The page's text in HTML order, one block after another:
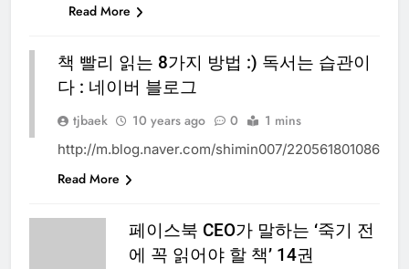
Read More
책 빨리 읽는 8가지 방법 :) 독서는 습관이
다 : 네이버 블로그
tjbaek 10 years ago 0 1 mins
http://m.blog.naver.com/shimin007/220561801086
Read More
페이스북 CEO가 말하는 ‘죽기 전
에 꼭 읽어야 할 책’ 14권